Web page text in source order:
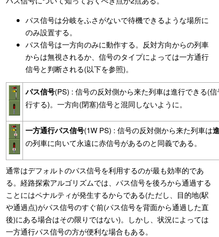
パス信号は分岐をふさがないで待機できるような場所に
のみ設置する。
パス信号は一方向のみに動作する。反対方向からの列車
からは無視されるか、信号のタイプによっては一方通行
信号と判断される(以下を参照)。
パス信号(PS) : 信号の反対側から来た列車は進行できる(
行する)。一方向(閉塞)信号と混同しないように。
一方通行パス信号(1W PS) : 信号の反対側から来た列車は
の列車に向いて永遠に赤信号があるのと同義である。
通常はデフォルトのパス信号を利用するのが最も効率的であ
る。経路探索アルゴリズムでは、パス信号を後ろから通過する
ことにはペナルティが発生するからである(ただし、目的地(駅
や通過点)がパス信号のすぐ前(パス信号を背面から通過した直
後)にある場合はその限りではない)。しかし、状況によっては
一方通行パス信号の方が便利な場合もある。